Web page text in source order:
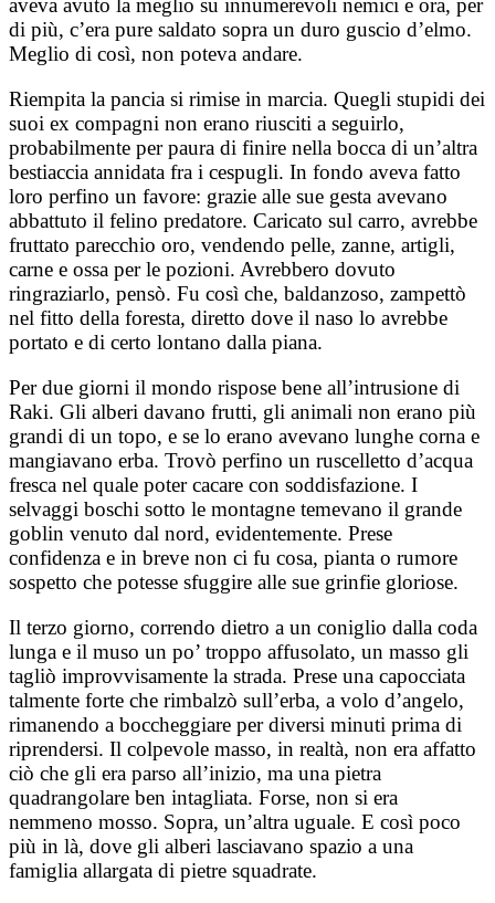
aveva avuto la meglio su innumerevoli nemici e ora, per
di più, c’era pure saldato sopra un duro guscio d’elmo.
Meglio di così, non poteva andare.
Riempita la pancia si rimise in marcia. Quegli stupidi dei
suoi ex compagni non erano riusciti a seguirlo,
probabilmente per paura di finire nella bocca di un’altra
bestiaccia annidata fra i cespugli. In fondo aveva fatto
loro perfino un favore: grazie alle sue gesta avevano
abbattuto il felino predatore. Caricato sul carro, avrebbe
fruttato parecchio oro, vendendo pelle, zanne, artigli,
carne e ossa per le pozioni. Avrebbero dovuto
ringraziarlo, pensò. Fu così che, baldanzoso, zampettò
nel fitto della foresta, diretto dove il naso lo avrebbe
portato e di certo lontano dalla piana.
Per due giorni il mondo rispose bene all’intrusione di
Raki. Gli alberi davano frutti, gli animali non erano più
grandi di un topo, e se lo erano avevano lunghe corna e
mangiavano erba. Trovò perfino un ruscelletto d’acqua
fresca nel quale poter cacare con soddisfazione. I
selvaggi boschi sotto le montagne temevano il grande
goblin venuto dal nord, evidentemente. Prese
confidenza e in breve non ci fu cosa, pianta o rumore
sospetto che potesse sfuggire alle sue grinfie gloriose.
Il terzo giorno, correndo dietro a un coniglio dalla coda
lunga e il muso un po’ troppo affusolato, un masso gli
tagliò improvvisamente la strada. Prese una capocciata
talmente forte che rimbalzò sull’erba, a volo d’angelo,
rimanendo a boccheggiare per diversi minuti prima di
riprendersi. Il colpevole masso, in realtà, non era affatto
ciò che gli era parso all’inizio, ma una pietra
quadrangolare ben intagliata. Forse, non si era
nemmeno mosso. Sopra, un’altra uguale. E così poco
più in là, dove gli alberi lasciavano spazio a una
famiglia allargata di pietre squadrate.